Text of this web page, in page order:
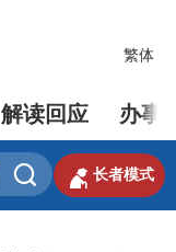
繁体
解读回应 办事
  长者模式